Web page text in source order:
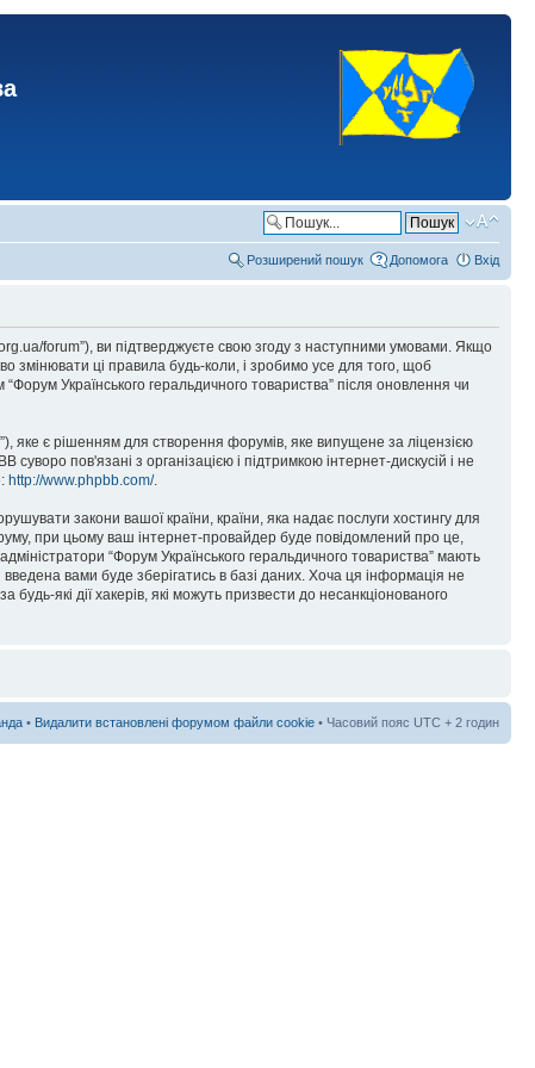
Розширений пошук Допомога Вхід
forum”), ви підтверджуєте свою згоду з наступними умовами. Якщо
змінювати ці правила будь-коли, і зробимо усе для того, щоб
Українського геральдичного товариства” після оновлення чи
яке є рішенням для створення форумів, яке випущене за ліцензією
пов'язані з організацією і підтримкою інтернет-дискусій і не
http://www.phpbb.com/.
закони вашої країни, країни, яка надає послуги хостингу для
при цьому ваш інтернет-провайдер буде повідомлений про це,
“Форум Українського геральдичного товариства” мають
вами буде зберігатись в базі даних. Хоча ця інформація не
які дії хакерів, які можуть призвести до несанкціонованого
• Видалити встановлені форумом файли cookie • Часовий пояс UTC + 2 годин